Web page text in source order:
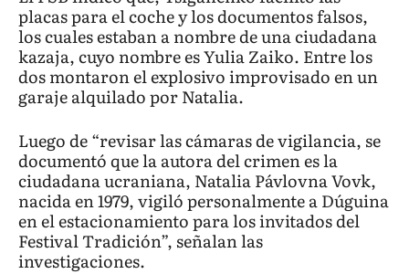
placas para el coche y los documentos falsos,
los cuales estaban a nombre de una ciudadana
kazaja, cuyo nombre es Yulia Zaiko. Entre los
dos montaron el explosivo improvisado en un
garaje alquilado por Natalia.
Luego de “revisar las cámaras de vigilancia, se
documentó que la autora del crimen es la
ciudadana ucraniana, Natalia Pávlovna Vovk,
nacida en 1979, vigiló personalmente a Dúguina
en el estacionamiento para los invitados del
Festival Tradición”, señalan las
investigaciones.